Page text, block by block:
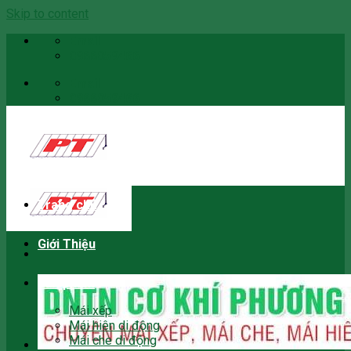
Skip to content
Trang chủ
Giới Thiệu
Sản phẩm
Mái xếp
Mái hiên di động
Mái che di động